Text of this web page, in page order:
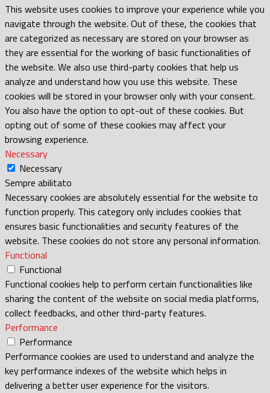
This website uses cookies to improve your experience while you
navigate through the website. Out of these, the cookies that
are categorized as necessary are stored on your browser as
they are essential for the working of basic functionalities of
the website. We also use third-party cookies that help us
analyze and understand how you use this website. These
cookies will be stored in your browser only with your consent.
You also have the option to opt-out of these cookies. But
opting out of some of these cookies may affect your
browsing experience.
Necessary
Necessary
Sempre abilitato
Necessary cookies are absolutely essential for the website to
function properly. This category only includes cookies that
ensures basic functionalities and security features of the
website. These cookies do not store any personal information.
Functional
Functional
Functional cookies help to perform certain functionalities like
sharing the content of the website on social media platforms,
collect feedbacks, and other third-party features.
Performance
Performance
Performance cookies are used to understand and analyze the
key performance indexes of the website which helps in
delivering a better user experience for the visitors.